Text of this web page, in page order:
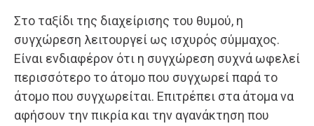
Στο ταξίδι της διαχείρισης του θυμού, η
συγχώρεση λειτουργεί ως ισχυρός σύμμαχος.
Είναι ενδιαφέρον ότι η συγχώρεση συχνά ωφελεί
περισσότερο το άτομο που συγχωρεί παρά το
άτομο που συγχωρείται. Επιτρέπει στα άτομα να
αφήσουν την πικρία και την αγανάκτηση που